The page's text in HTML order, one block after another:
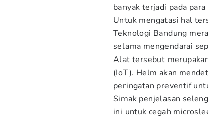
banyak terjadi pada
Untuk mengatasi hal
Teknologi Bandung
selama mengendarai
Alat tersebut
(IoT). Helm akan
peringatan preventif
Simak penjelasan
ini untuk cegah